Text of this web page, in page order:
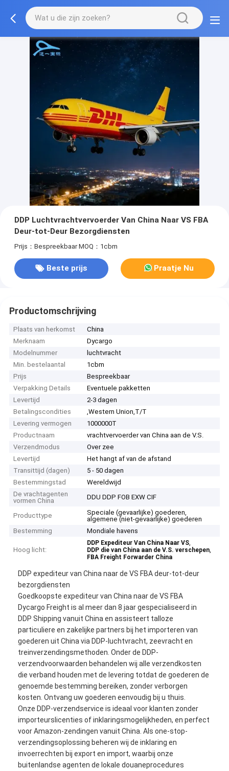
DDP Luchtvrachtvervoerder Van China Naar VS FBA
Deur-tot-Deur Bezorgdiensten
Prijs：Bespreekbaar MOQ：1cbm
Beste prijs Praatje Nu
Productomschrijving
Plaats van herkomst
China
Merknaam
Dycargo
Modelnummer
luchtvracht
Min. bestelaantal
1cbm
Prijs
Bespreekbaar
Verpakking Details
Eventuele pakketten
Levertijd
2-3 dagen
Betalingscondities
,Western Union,T/T
Levering vermogen
1000000T
Productnaam
vrachtvervoerder van China aan de V.S.
Verzendmodus
Over zee
Levertijd
Het hangt af van de afstand
Transittijd (dagen)
5 - 50 dagen
Bestemmingstad
Wereldwijd
De vrachtagenten
vormen China
DDU DDP FOB EXW CIF
Producttype
Speciale (gevaarlijke) goederen,
algemene (niet-gevaarlijke) goederen
Bestemming
Mondiale havens
Hoog licht:
DDP Expediteur Van China Naar VS,
DDP die van China aan de V.S. verschepen,
FBA Freight Forwarder China
DDP expediteur van China naar de VS FBA deur-tot-deur
bezorgdiensten
Goedkoopste expediteur van China naar de VS FBA
Dycargo Freight is al meer dan 8 jaar gespecialiseerd in
DDP Shipping vanuit China en assisteert talloze
particuliere en zakelijke partners bij het importeren van
goederen uit China via DDP-luchtvracht, zeevracht en
treinverzendingsmethoden. Onder de DDP-
verzendvoorwaarden behandelen wij alle verzendkosten
die verband houden met de levering totdat de goederen de
genoemde bestemming bereiken, zonder verborgen
kosten. Ontvang uw goederen eenvoudig bij u thuis.
Onze DDP-verzendservice is ideaal voor klanten zonder
importeurslicenties of inklaringsmogelijkheden, en perfect
voor Amazon-zendingen vanuit China. Als one-stop-
verzendingsoplossing beheren wij de inklaring en
invoerrechten bij export en import, waarbij onze
buitenlandse agenten de lokale douaneprocedures